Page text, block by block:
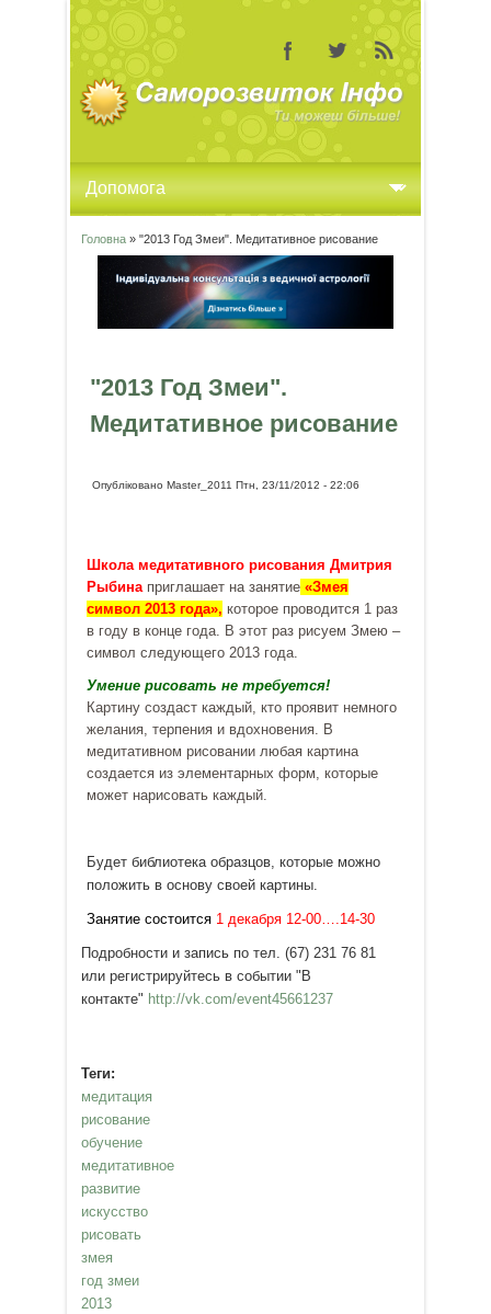
Ви є тут
Головна» "2013 Год Змеи". Медитативное рисование
"2013 Год Змеи".
Медитативное рисование
Опубліковано Master_2011 Птн, 23/11/2012 - 22:06
Школа медитативного рисования Дмитрия
Рыбинаприглашает на занятие«Змея
символ 2013 года», которое проводится 1 раз
в году в конце года. В этот раз рисуем Змею –
символ следующего 2013 года.
Умение рисовать не требуется!
Картину создаст каждый, кто проявит немного
желания, терпения и вдохновения. В
медитативном рисовании любая картина
создается из элементарных форм, которые
может нарисовать каждый.
Будет библиотека образцов, которые можно
положить в основу своей картины.
Занятие состоится 1 декабря 12-00….14-30
Подробности и запись по тел. (67) 231 76 81
или регистрируйтесь в событии "В
контакте" http://vk.com/event45661237
Теги:
медитация
рисование
обучение
медитативное
развитие
искусство
рисовать
змея
год змеи
2013